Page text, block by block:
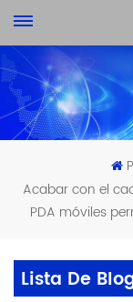
Acabar con el
PDA móviles
Lista De